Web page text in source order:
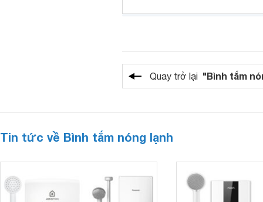
Quay trở lại "Bình tắm
Tin tức về Bình tắm nóng lạnh